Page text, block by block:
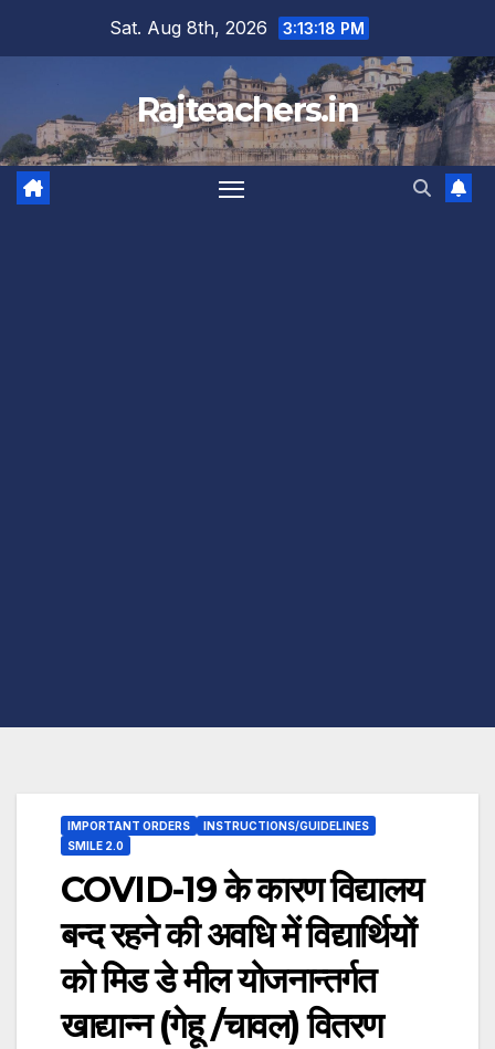
Sat. Aug 8th, 2026 3:13:19 PM
Rajteachers.in
IMPORTANT ORDERS
INSTRUCTIONS/GUIDELINES
SMILE 2.0
COVID-19 के कारण विद्यालय
बन्द रहने की अवधि में विद्यार्थियों
को मिड डे मील योजनान्तर्गत
खाद्यान्न (गेहू /चावल) वितरण